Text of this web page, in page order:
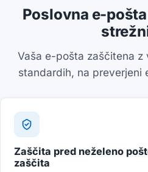
Poslovna e-
Vaša e-pošta zaščitena z
standardih, na preverjeni
Zaščita pred neželeno
zaščita